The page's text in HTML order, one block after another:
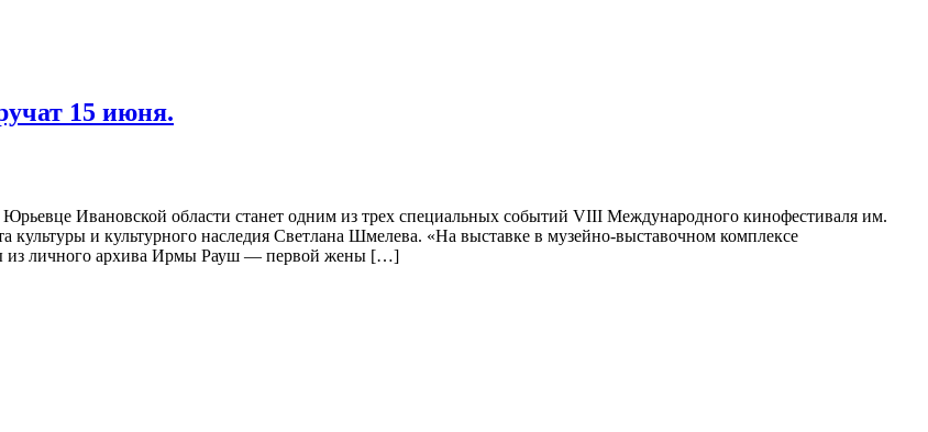
15 июня.
Ивановской области станет одним из трех специальных событий VIII Международного кинофестиваля им.
культуры и культурного наследия Светлана Шмелева. «На выставке в музейно-выставочном комплексе
из личного архива Ирмы Рауш — первой жены […]